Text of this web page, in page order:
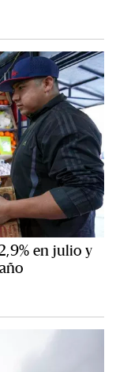
en julio y